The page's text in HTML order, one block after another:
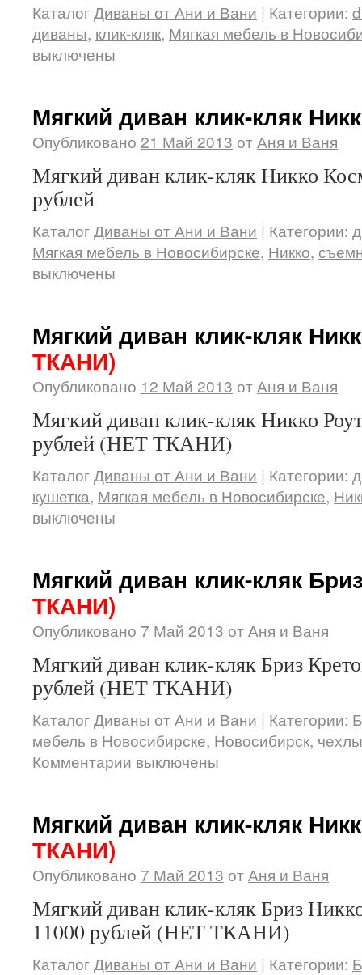
КаталогДиваны от Ани и Вани | Категории:
диваны, клик-кляк, Мягкая мебель в
выключены
Мягкий диван клик-кляк
Опубликовано 21 Май 2013 отАня и Ваня
Мягкий диван клик-кляк Никко
рублей
КаталогДиваны от Ани и Вани | Категории:
Мягкая мебель в Новосибирске, Никко,
выключены
Мягкий диван клик-кляк
ТКАНИ)
Опубликовано 12 Май 2013 отАня и Ваня
Мягкий диван клик-кляк Никко
рублей (НЕТ ТКАНИ)
КаталогДиваны от Ани и Вани | Категории:
кушетка, Мягкая мебель в Новосибирске,
выключены
Мягкий диван клик-кляк
ТКАНИ)
Опубликовано 7 Май 2013 отАня и Ваня
Мягкий диван клик-кляк Бриз
рублей (НЕТ ТКАНИ)
КаталогДиваны от Ани и Вани | Категории:
мебель в Новосибирске, Новосибирск,
Комментарии выключены
Мягкий диван клик-кляк
ТКАНИ)
Опубликовано 7 Май 2013 отАня и Ваня
Мягкий диван клик-кляк Бриз
11000 рублей (НЕТ ТКАНИ)
КаталогДиваны от Ани и Вани | Категории: